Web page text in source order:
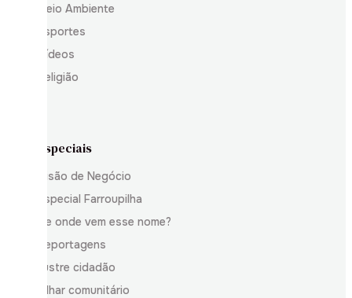
Meio Ambiente
Esportes
Vídeos
Religião
Especiais
Visão de Negócio
Especial Farroupilha
De onde vem esse nome?
Reportagens
Ilustre cidadão
Olhar comunitário